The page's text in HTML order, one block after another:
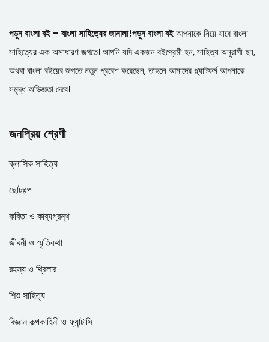
পড়ুন বাংলা বই – বাংলা সাহিত্যের জানালা!পড়ুন বাংলা বইআপনাকে নিয়ে যাবে বাংলা
সাহিত্যের এক অসাধারণ জগতে। আপনি যদি একজন বইপ্রেমী হন, সাহিত্য অনুরাগী হন,
অথবা বাংলা বইয়ের জগতে নতুন প্রবেশ করেছেন, তাহলে আমাদের প্ল্যাটফর্ম আপনাকে
সমৃদ্ধ অভিজ্ঞতা দেবে।
জনপ্রিয় শ্রেণী
ক্লাসিক সাহিত্য
ছোটগল্প
কবিতা ও কাব্যগ্রন্থ
জীবনী ও স্মৃতিকথা
রহস্য ও থ্রিলার
শিশু সাহিত্য
বিজ্ঞান কল্পকাহিনী ও ফ্যান্টাসি